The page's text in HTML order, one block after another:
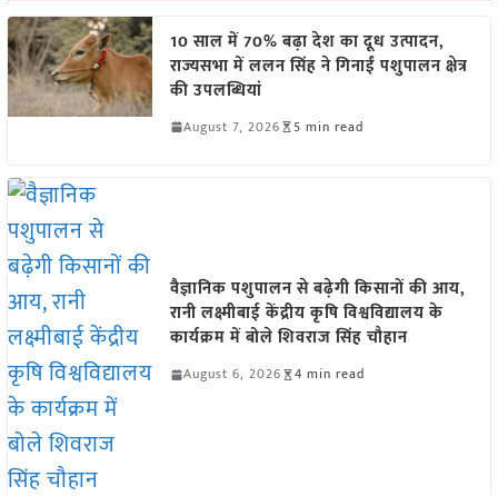
10 साल में 70% बढ़ा देश का दूध उत्पादन,
राज्यसभा में ललन सिंह ने गिनाईं पशुपालन क्षेत्र
की उपलब्धियां
August 7, 2026 5 min read
वैज्ञानिक पशुपालन से बढ़ेगी किसानों की आय,
रानी लक्ष्मीबाई केंद्रीय कृषि विश्वविद्यालय के
कार्यक्रम में बोले शिवराज सिंह चौहान
August 6, 2026 4 min read